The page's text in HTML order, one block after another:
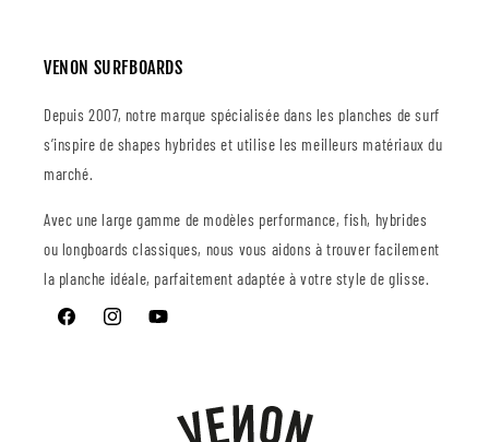
VENON SURFBOARDS
Depuis 2007, notre marque spécialisée dans les planches de surf
s’inspire de shapes hybrides et utilise les meilleurs matériaux du
marché.
Avec une large gamme de modèles performance, fish, hybrides
ou longboards classiques, nous vous aidons à trouver facilement
la planche idéale, parfaitement adaptée à votre style de glisse.
FacebookInstagramYouTube